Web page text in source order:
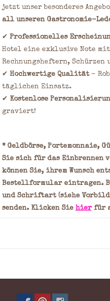
jetzt unser besonderes
all unseren Gastronomie-
✔ Professionelles
Hotel eine exklusive Note
Rechnungsheftern, Schürzen
✔ Hochwertige Qualität–
täglichen Einsatz.
✔ Kostenlose
graviert!
* Geldbörse, Portemonnaie,
Sie sich für das Einbrennen
können Sie, ihrem Wunsch
Bestellformular eintragen.
und Schriftart (siehe
senden. Klicken Sie hierfür